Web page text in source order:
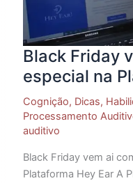
Black Friday
especial na
Cognição, Dicas,
Processamento
auditivo
Black Friday vem ai
Plataforma Hey Ear A
Hey
Ear